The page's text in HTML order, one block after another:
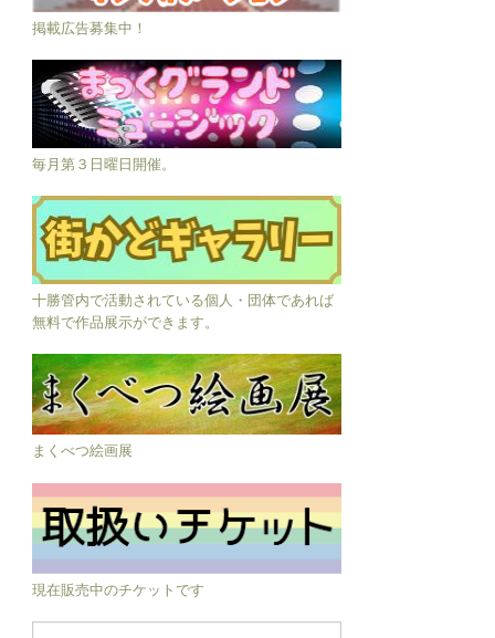
掲載広告募集中！
毎月第３日曜日開催。
十勝管内で活動されている個人・団体であれば
無料で作品展示ができます。
まくべつ絵画展
現在販売中のチケットです